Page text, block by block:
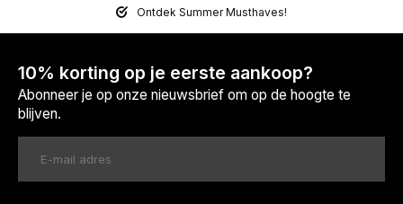
Ontdek Summer Musthaves!
10% korting op je eerste aankoop?
Abonneer je op onze nieuwsbrief om op de hoogte te
blijven.